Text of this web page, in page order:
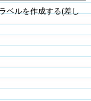
ベルを作成する(差し